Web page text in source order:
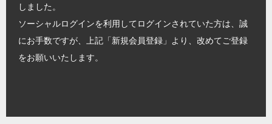
しました。
ソーシャルログインを利用してログインされていた方は、誠
にお手数ですが、上記「新規会員登録」より、改めてご登録
をお願いいたします。